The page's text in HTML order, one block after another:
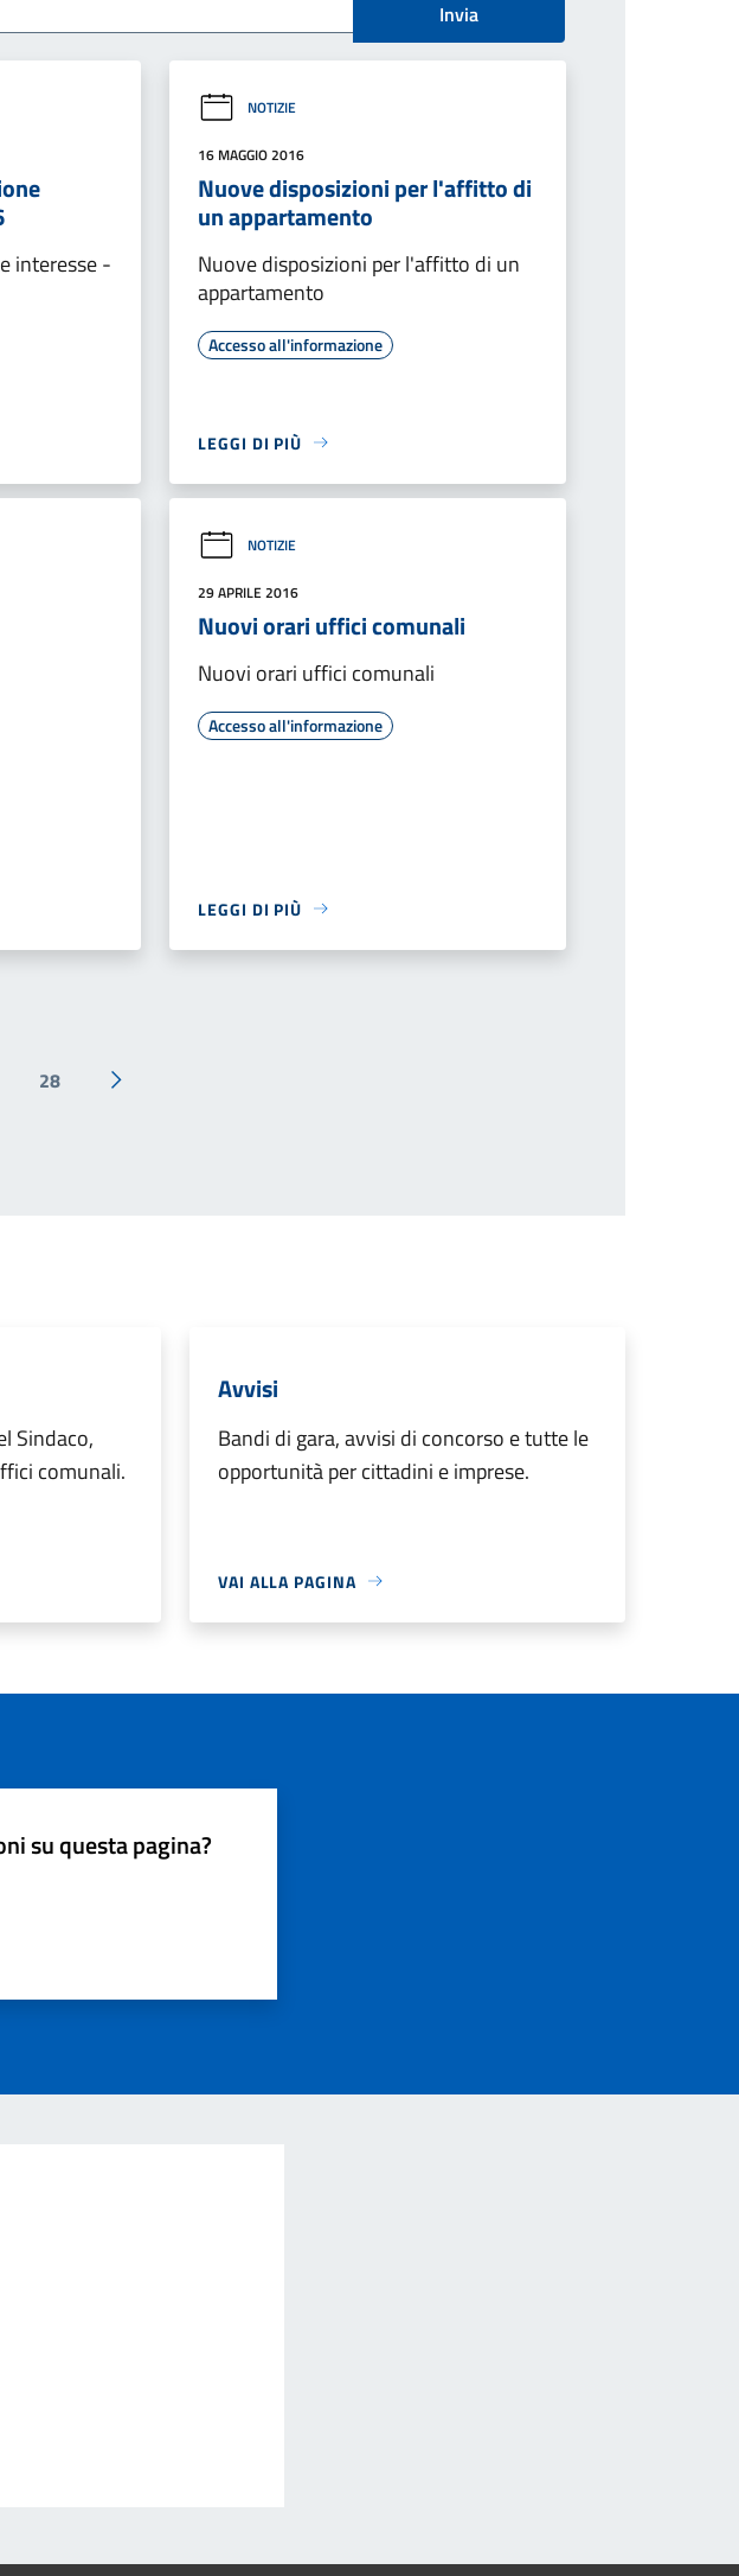
Invia
interesse -
NOTIZIE
16 MAGGIO 2016
Nuove disposizioni per l'affitto di
un appartamento
Nuove disposizioni per l'affitto di un
appartamento
Accesso all'informazione
LEGGI DI PIÙ
NOTIZIE
29 APRILE 2016
Nuovi orari uffici comunali
Nuovi orari uffici comunali
Accesso all'informazione
LEGGI DI PIÙ
28
Pagina successiva
Sindaco,
comunali.
Avvisi
Bandi di gara, avvisi di concorso e tutte le
opportunità per cittadini e imprese.
VAI ALLA PAGINA
su questa pagina?